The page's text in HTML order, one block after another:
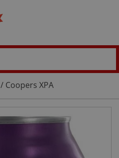
/ Coopers XPA